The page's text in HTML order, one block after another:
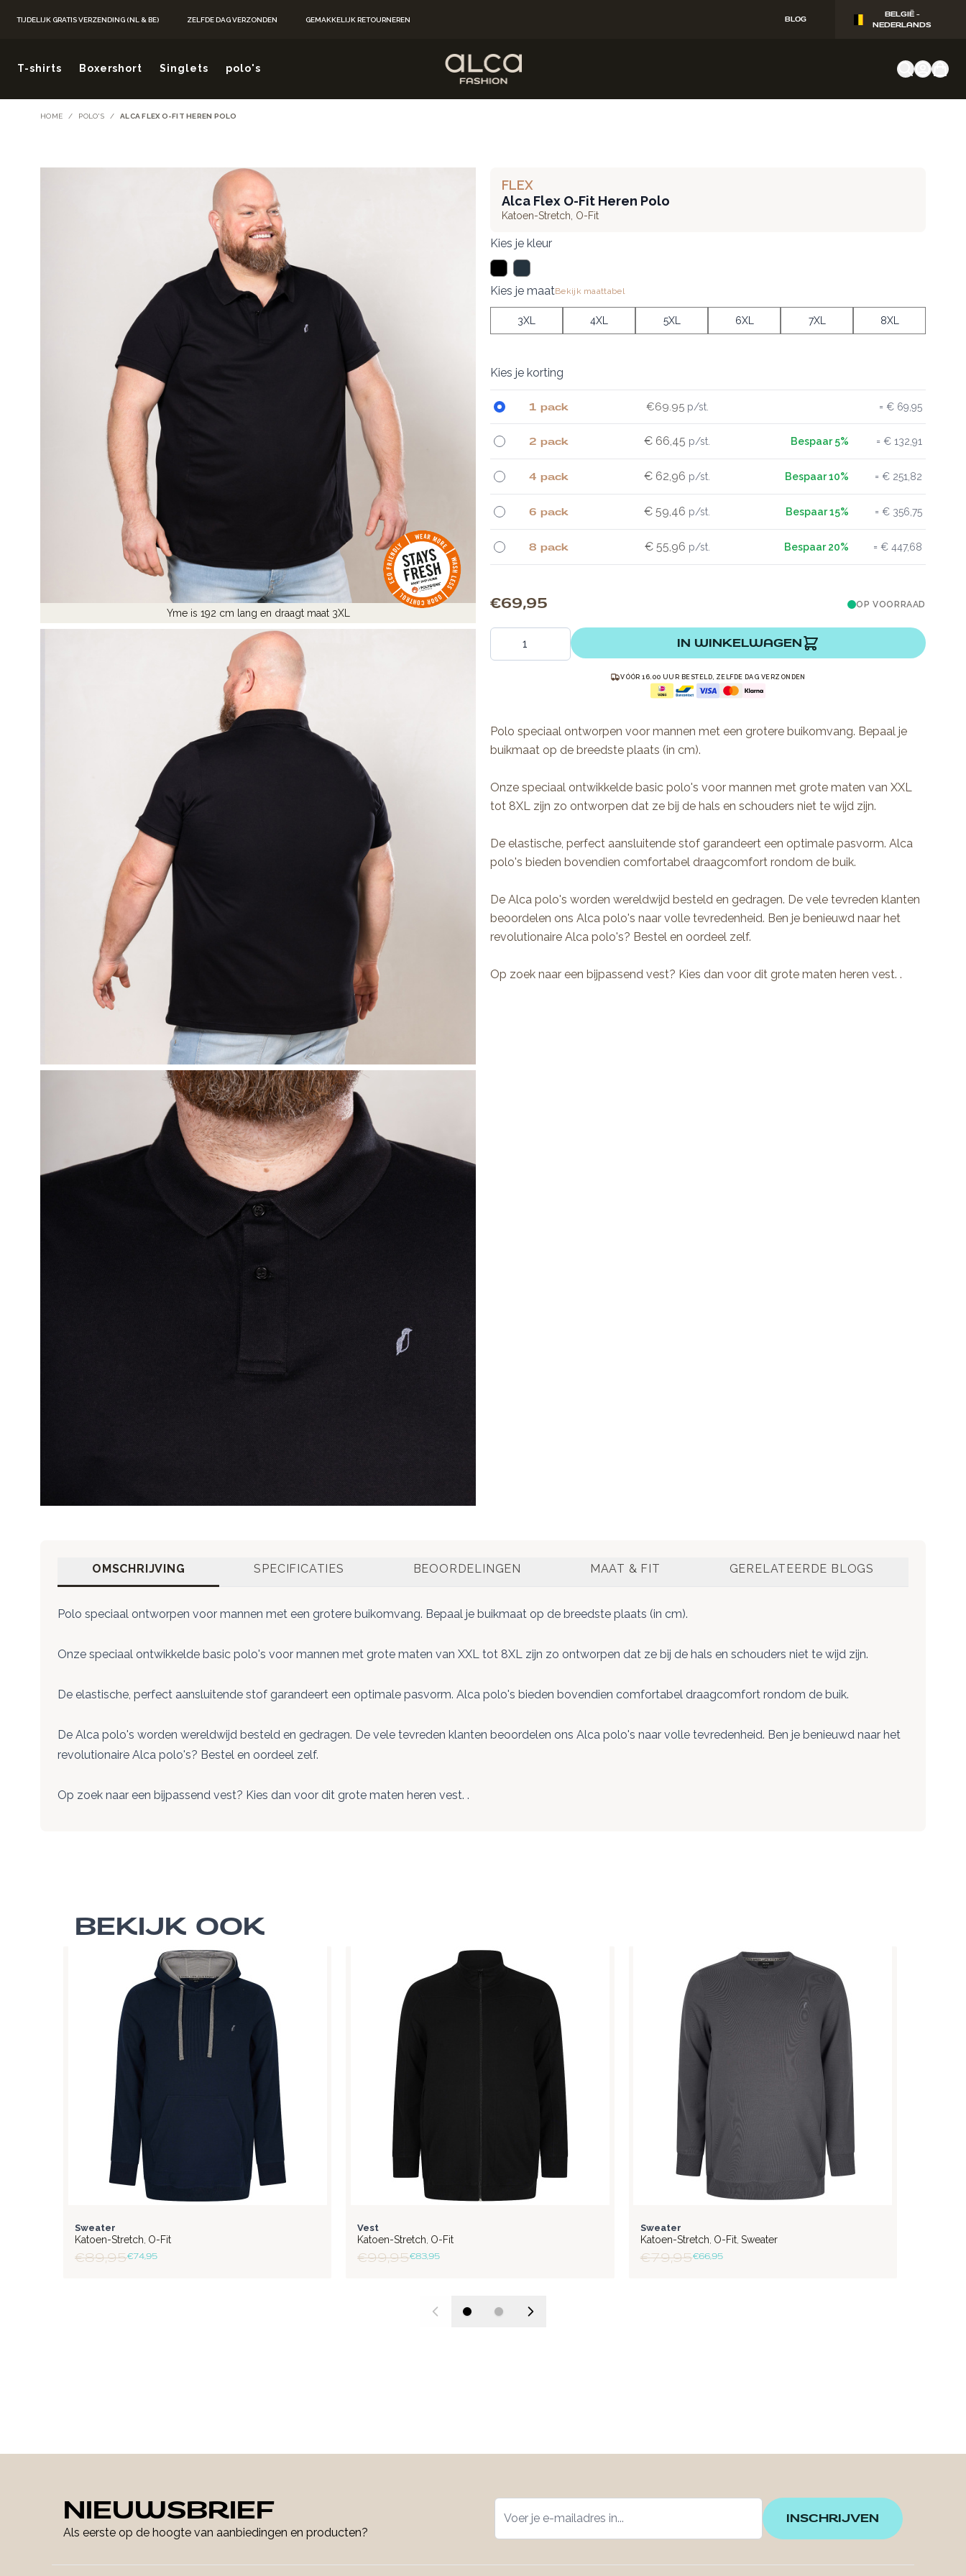
TIJDELIJK GRATIS VERZENDING (NL & BE) ZELFDE DAG VERZONDEN GEMAKKELIJK RETOURNEREN BLOG
BELGIË -
NEDERLANDS
T-shirts Boxershort Singlets polo's
HOME / POLO'S / ALCA FLEX O-FIT HEREN POLO
Yme is 192 cm lang en draagt maat 3XL
FLEX
Alca Flex O-Fit Heren Polo
Katoen-Stretch O-Fit
Kies je kleur
Kies je maatBekijk maattabel
3XL 4XL 5XL 6XL 7XL 8XL
Kies je korting
1 pack €69.95 € 69,95
2 pack € 66,45 € 132,91
4 pack € 62,96 € 251,82
6 pack € 59,46 € 356,75
8 pack € 55,96 € 447,68
€ 69,95 OP VOORRAAD
Aantal IN WINKELWAGEN
VÓÓR 16.00 UUR BESTELD, ZELFDE DAG VERZONDEN
Polo speciaal ontworpen voor mannen met een grotere buikomvang. Bepaal je
buikmaat op de breedste plaats (in cm).
Onze speciaal ontwikkelde basic polo's voor mannen met grote maten van XXL
tot 8XL zijn zo ontworpen dat ze bij de hals en schouders niet te wijd zijn.
De elastische, perfect aansluitende stof garandeert een optimale pasvorm. Alca
polo's bieden bovendien comfortabel draagcomfort rondom de buik.
De Alca polo's worden wereldwijd besteld en gedragen. De vele tevreden klanten
beoordelen ons Alca polo's naar volle tevredenheid. Ben je benieuwd naar het
revolutionaire Alca polo's? Bestel en oordeel zelf.
Op zoek naar een bijpassend vest? Kies dan voor dit grote maten heren vest. .
OMSCHRIJVING SPECIFICATIES BEOORDELINGEN MAAT & FIT GERELATEERDE BLOGS
Polo speciaal ontworpen voor mannen met een grotere buikomvang. Bepaal je buikmaat op de breedste plaats (in cm).
Onze speciaal ontwikkelde basic polo's voor mannen met grote maten van XXL tot 8XL zijn zo ontworpen dat ze bij de hals en schouders niet te wijd zijn.
De elastische, perfect aansluitende stof garandeert een optimale pasvorm. Alca polo's bieden bovendien comfortabel draagcomfort rondom de buik.
De Alca polo's worden wereldwijd besteld en gedragen. De vele tevreden klanten beoordelen ons Alca polo's naar volle tevredenheid. Ben je benieuwd naar het
revolutionaire Alca polo's? Bestel en oordeel zelf.
Op zoek naar een bijpassend vest? Kies dan voor dit grote maten heren vest. .
BEKIJK OOK
Navigeren door de elementen van de carrousel is mogelijk met de tabtoets. U kunt de carrousel overslaan of direct naar de carrouselnavigatie gaan met de overslaan links.
Druk om carrousel over te slaan
Druk op om naar carrouselnavigatie te gaan
Sweater
Katoen-Stretch, O-Fit
€ 74,95
€ 89,95
Vest
Katoen-Stretch, O-Fit
€ 83,95
€ 99,95
Sweater
Katoen-Stretch, O-Fit, Sweater
€ 66,95
€ 79,95
NIEUWSBRIEF
Als eerste op de hoogte van aanbiedingen en producten?
INSCHRIJVEN